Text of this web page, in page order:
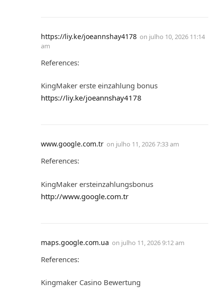
https://liy.ke/joeannshay4178 on julho 10, 2026 11:14
am
References:
KingMaker erste einzahlung bonus
https://liy.ke/joeannshay4178
www.google.com.tr on julho 11, 2026 7:33 am
References:
KingMaker ersteinzahlungsbonus
http://www.google.com.tr
maps.google.com.ua on julho 11, 2026 9:12 am
References:
Kingmaker Casino Bewertung